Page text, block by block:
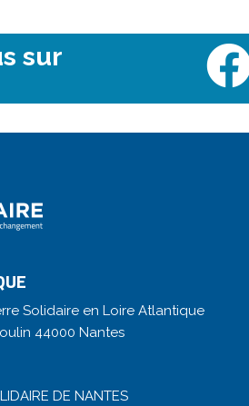
sur
Solidaire en Loire Atlantique
44000 Nantes
DE NANTES